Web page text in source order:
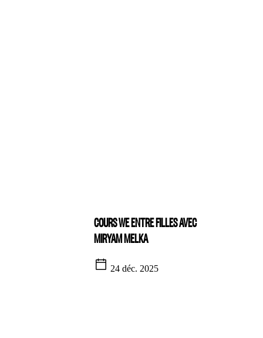
COURS WE ENTRE FILLES AVEC
MIRYAM MELKA
24 déc. 2025